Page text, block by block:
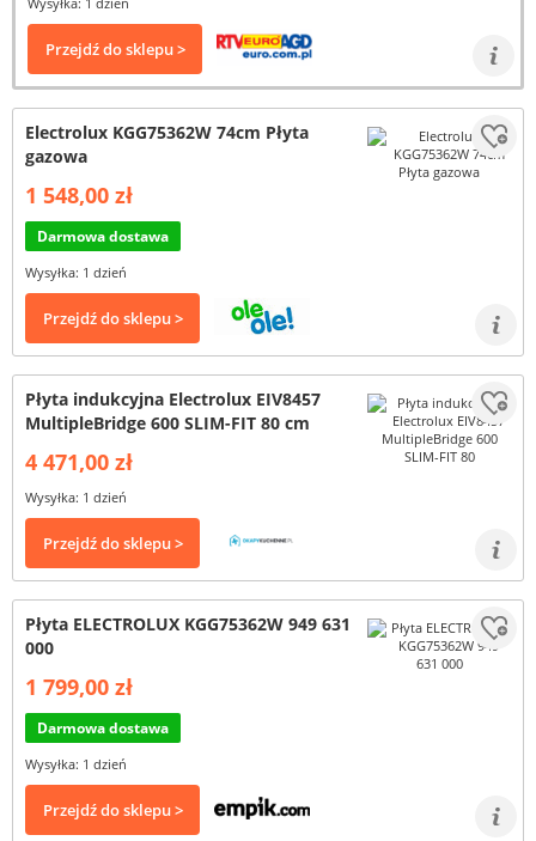
Przejdź do sklepu >
Electrolux KGG75362W 74cm Płyta
gazowa
1 548,00 zł
Darmowa dostawa
Wysyłka: 1 dzień
Przejdź do sklepu >
Płyta indukcyjna Electrolux EIV8457
MultipleBridge 600 SLIM-FIT 80 cm
4 471,00 zł
Wysyłka: 1 dzień
Przejdź do sklepu >
Płyta ELECTROLUX KGG75362W 949 631
000
1 799,00 zł
Darmowa dostawa
Wysyłka: 1 dzień
Przejdź do sklepu >